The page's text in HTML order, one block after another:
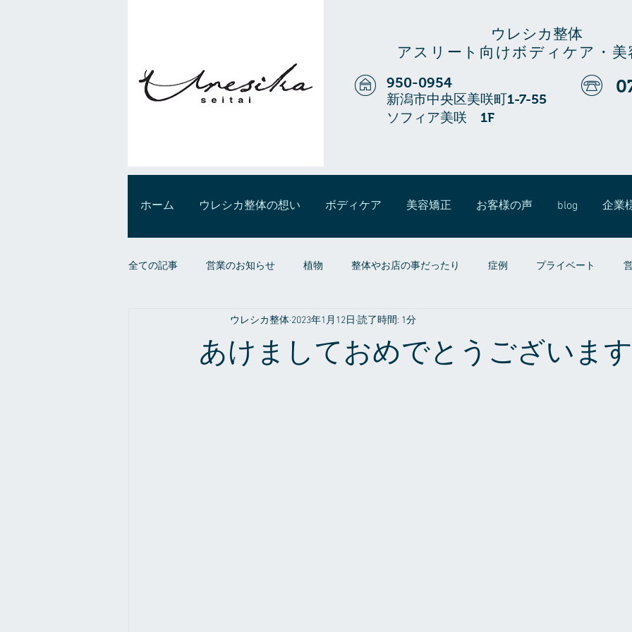
ウレシカ整体
アスリート向けボディケア・美
950-0954
新潟市中央区美咲町1-7-55
ソフィア美咲 1F
ホーム ウレシカ整体の想い ボディケア 美容矯正 お客様の声 blog 企業
全ての記事 営業のお知らせ 植物 整体やお店の事だったり 症例 プライベート
整体やお店の事だったり 症例 プライベート
あけましておめでとうございま
ウレシカ整体 2023年1月12日 読了時間: 1分